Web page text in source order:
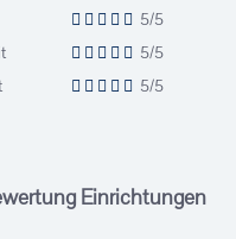
5/5
5/5
5/5
Einrichtungen